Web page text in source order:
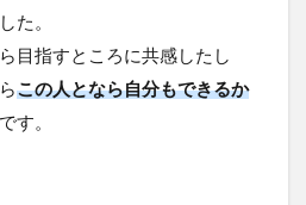
た。
目指すところに共感したし
この人となら自分もできるか
す。